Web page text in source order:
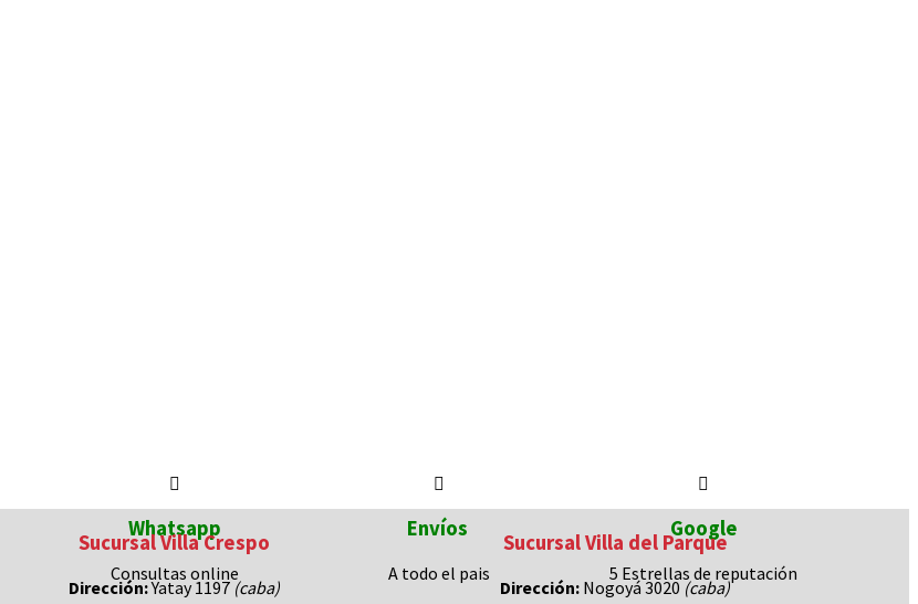
Whatsapp
Consultas online
Envíos
A todo el pais
Google
5 Estrellas de reputación
Sucursal Villa Crespo
Dirección:Yatay 1197(caba)
Sucursal Villa del Parque
Dirección: Nogoyá 3020(caba)